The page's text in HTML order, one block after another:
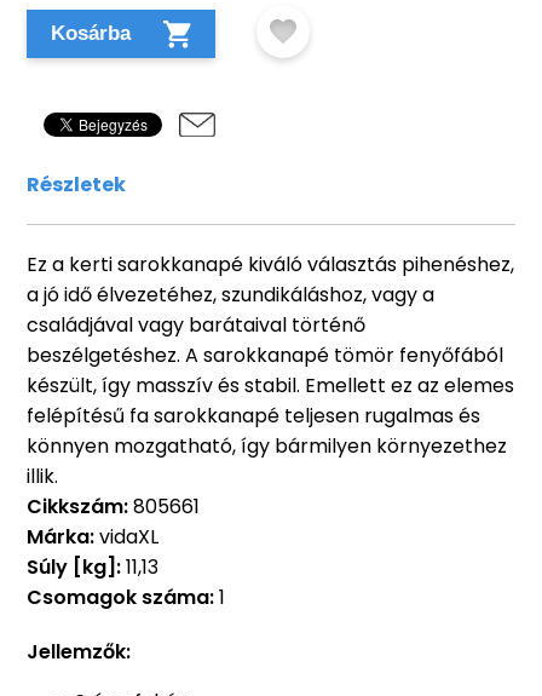
Kosárba
Részletek
Ez a kerti sarokkanapé kiváló választás pihenéshez,
a jó idő élvezetéhez, szundikáláshoz, vagy a
családjával vagy barátaival történő
beszélgetéshez. A sarokkanapé tömör fenyőfából
készült, így masszív és stabil. Emellett ez az elemes
felépítésű fa sarokkanapé teljesen rugalmas és
könnyen mozgatható, így bármilyen környezethez
illik.
Cikkszám:805661
Márka:vidaXL
Súly [kg]:11,13
Csomagok száma:1
Jellemzők: